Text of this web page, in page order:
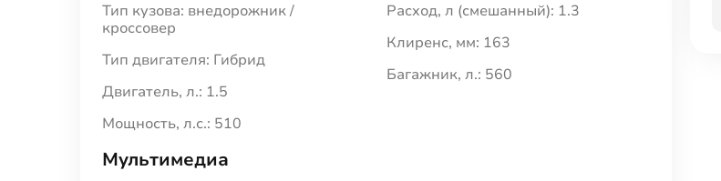
Тип кузова: внедорожник /
кроссовер
Тип двигателя: Гибрид
Двигатель, л.: 1.5
Мощность, л.с.: 510
Расход, л (смешанный): 1.3
Клиренс, мм: 163
Багажник, л.: 560
Мультимедиа